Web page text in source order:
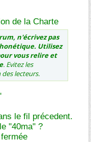
de la Charte
n'écrivez pas
Utilisez
vous relire et
. Evitez les
lecteurs.
le fil précedent.
"40ma" ?